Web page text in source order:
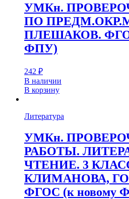
УМКн.
ПО
ПЛЕШАКОВ.
ФПУ)
242 ₽
В наличии
В корзину
Литература
УМКн.
РАБОТЫ.
ЧТЕНИЕ. 3
КЛИМАНОВА,
ФГОС (к новому